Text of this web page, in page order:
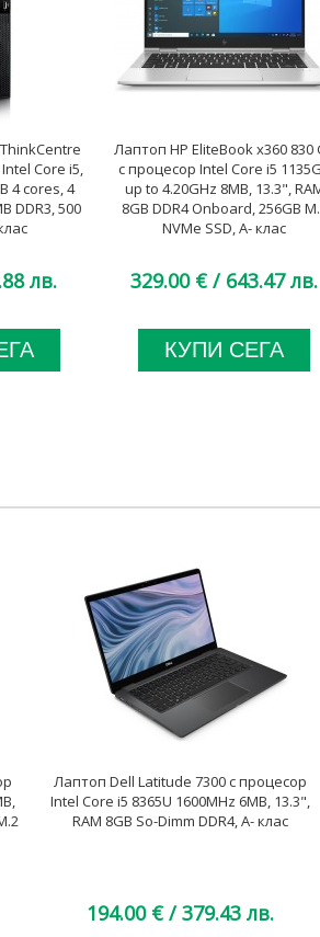
Core i5,
4 cores, 4
DDR3, 500
лв.
Лаптоп HP EliteBook x360 830
с процесор Intel Core i5
up to 4.20GHz 8MB, 13.3",
8GB DDR4 Onboard, 256GB
NVMe SSD, A- клас
329.00 € / 643.47 лв.
КУПИ СЕГА
Лаптоп Dell Latitude 7300 с процесор
Intel Core i5 8365U 1600MHz 6MB, 13.3",
RAM 8GB So-Dimm DDR4, A- клас
194.00 €/ 379.43 лв.